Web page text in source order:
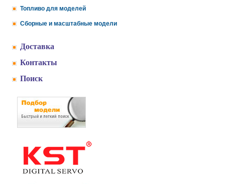
Топливо для моделей
Сборные и масштабные модели
Доставка
Контакты
Поиск